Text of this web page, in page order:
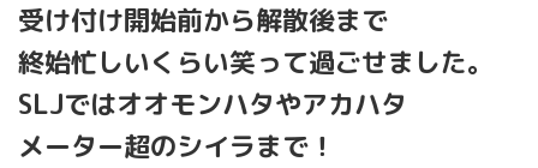
受け付け開始前から解散後まで
終始忙しいくらい笑って過ごせました。
SLJではオオモンハタやアカハタ
メーター超のシイラまで！